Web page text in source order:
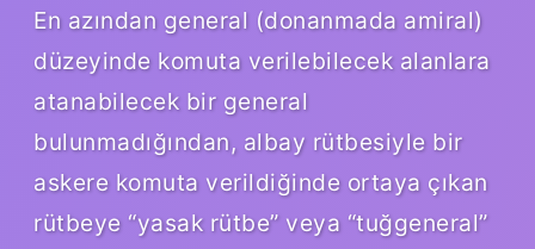
En azından general (donanmada amiral)
düzeyinde komuta verilebilecek alanlara
atanabilecek bir general
bulunmadığından, albay rütbesiyle bir
askere komuta verildiğinde ortaya çıkan
rütbeye “yasak rütbe” veya “tuğgeneral”